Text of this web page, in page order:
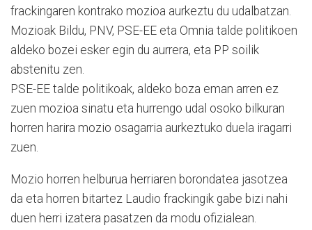
frackingaren kontrako mozioa aurkeztu du udalbatzan.
Mozioak Bildu, PNV, PSE-EE eta Omnia talde politikoen
aldeko bozei esker egin du aurrera, eta PP soilik
abstenitu zen.
PSE-EE talde politikoak, aldeko boza eman arren ez
zuen mozioa sinatu eta hurrengo udal osoko bilkuran
horren harira mozio osagarria aurkeztuko duela iragarri
zuen.
Mozio horren helburua herriaren borondatea jasotzea
da eta horren bitartez Laudio frackingik gabe bizi nahi
duen herri izatera pasatzen da modu ofizialean.